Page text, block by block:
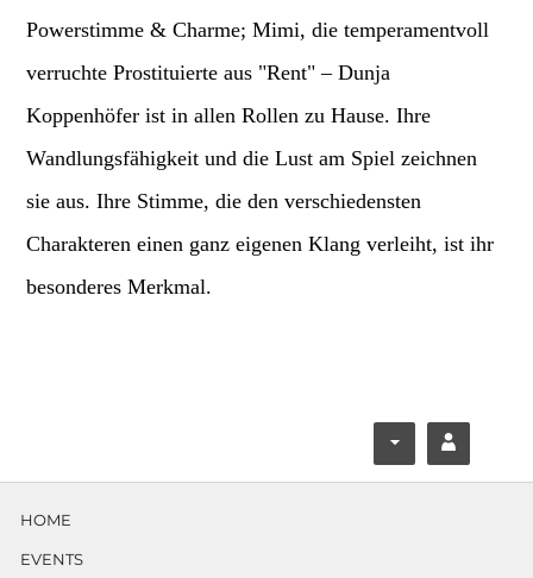
Powerstimme & Charme; Mimi, die temperamentvoll
verruchte Prostituierte aus "Rent" – Dunja
Koppenhöfer ist in allen Rollen zu Hause. Ihre
Wandlungsfähigkeit und die Lust am Spiel zeichnen
sie aus. Ihre Stimme, die den verschiedensten
Charakteren einen ganz eigenen Klang verleiht, ist ihr
besonderes Merkmal.
ace
ouT
HOME
EVENTS